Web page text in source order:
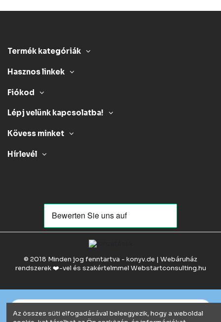
Termék kategóriák
Hasznos linkek
Fiókod
Lépj velünk kapcsolatba!
Kövess minket
Hírlevél
© 2018 Minden jog fenntartva - konyv.de | Webáruház
rendszerek ❤️-vel és szakértelmmel Webstartconsulting.hu
Az összes süti elfogadásával beleegyezik, hogy a weboldal